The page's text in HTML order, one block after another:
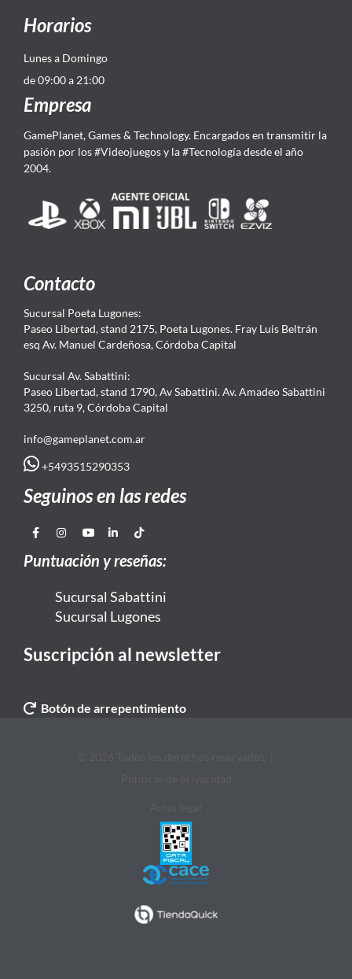
Horarios
Lunes a Domingo
de 09:00 a 21:00
Empresa
GamePlanet, Games & Technology. Encargados en transmitir la
pasión por los #Videojuegos y la #Tecnología desde el año
2004.
Contacto
Sucursal Poeta Lugones:
Paseo Libertad, stand 2175, Poeta Lugones. Fray Luis Beltrán
esq Av. Manuel Cardeñosa, Córdoba Capital
Sucursal Av. Sabattini:
Paseo Libertad, stand 1790, Av Sabattini. Av. Amadeo Sabattini
3250, ruta 9, Córdoba Capital
info@gameplanet.com.ar
+5493515290353
Seguinos en las redes
Puntuación y reseñas:
Sucursal Sabattini
Sucursal Lugones
Suscripción al newsletter
Botón de arrepentimiento